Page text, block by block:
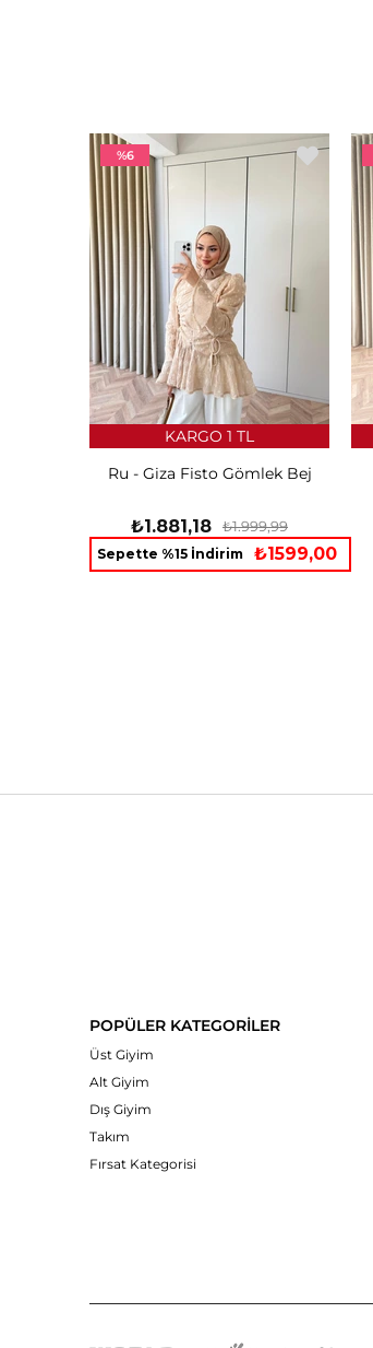
Ru - Giza Fisto Gömlek Bej
₺1.881,18 ₺1.999,99
Sepette %15 İndirim ₺1599,00
KARGO 1 TL
%6
POPÜLER KATEGORİLER
Üst Giyim
Alt Giyim
Dış Giyim
Takım
Fırsat Kategorisi